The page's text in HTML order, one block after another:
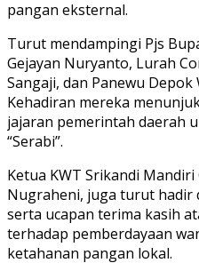
pangan eksternal.
Turut mendampingi Pjs
Gejayan Nuryanto, Lurah
Sangaji, dan Panewu Depok
Kehadiran mereka
jajaran pemerintah daerah
“Serabi”.
Ketua KWT Srikandi Mandiri
Nugraheni, juga turut hadir
serta ucapan terima kasih
terhadap pemberdayaan
ketahanan pangan lokal.